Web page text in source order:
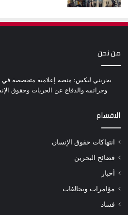
من نحن
بحريني ليكس: منصة إعلامية متخصصة في
وجرائمه والدفاع عن الحريات وحقوق
الاقسام
انتهاكات حقوق الإنسان
فضائح البحرين
أخبار
مؤامرات وتحالفات
فساد